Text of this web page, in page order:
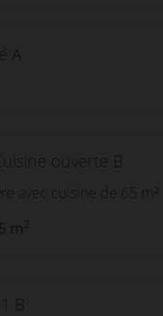
A
ouverte B
avec cuisine de 65 m²
m2
B